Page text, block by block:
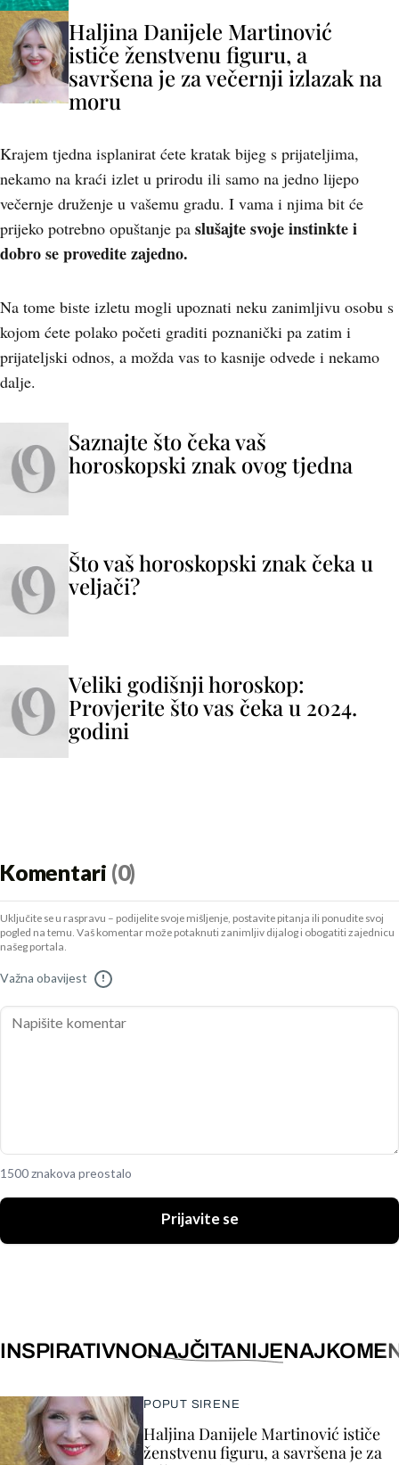
Haljina Danijele Martinović
ističe ženstvenu figuru, a
savršena je za večernji izlazak na
moru
Krajem tjedna isplanirat ćete kratak bijeg s prijateljima,
nekamo na kraći izlet u prirodu ili samo na jedno lijepo
večernje druženje u vašemu gradu. I vama i njima bit će
prijeko potrebno opuštanje pa slušajte svoje instinkte i
dobro se provedite zajedno.
Na tome biste izletu mogli upoznati neku zanimljivu osobu s
kojom ćete polako početi graditi poznanički pa zatim i
prijateljski odnos, a možda vas to kasnije odvede i nekamo
dalje.
Saznajte što čeka vaš
horoskopski znak ovog tjedna
Što vaš horoskopski znak čeka u
veljači?
Veliki godišnji horoskop:
Provjerite što vas čeka u 2024.
godini
Komentari (0)
Uključite se u raspravu – podijelite svoje mišljenje, postavite pitanja ili ponudite svoj
pogled na temu. Vaš komentar može potaknuti zanimljiv dijalog i obogatiti zajednicu
našeg portala.
Važna obavijest !
1500 znakova preostalo
Prijavite se
INSPIRATIVNONAJČITANIJE
POPUT SIRENE
Haljina Danijele Martinović ističe
ženstvenu figuru, a savršena je za